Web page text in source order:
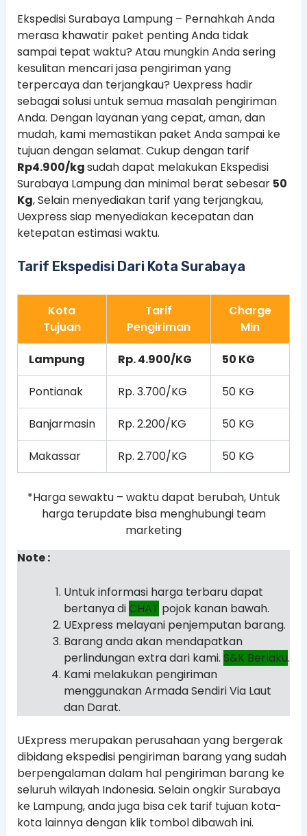
Ekspedisi Surabaya Lampung – Pernahkah Anda
merasa khawatir paket penting Anda tidak
sampai tepat waktu? Atau mungkin Anda sering
kesulitan mencari jasa pengiriman yang
terpercaya dan terjangkau? Uexpress hadir
sebagai solusi untuk semua masalah pengiriman
Anda. Dengan layanan yang cepat, aman, dan
mudah, kami memastikan paket Anda sampai ke
tujuan dengan selamat. Cukup dengan tarif
Rp4.900/kgsudah dapat melakukan Ekspedisi
Surabaya Lampung dan minimal berat sebesar 50
Kg, Selain menyediakan tarif yang terjangkau,
Uexpress siap menyediakan kecepatan dan
ketepatan estimasi waktu.
Tarif Ekspedisi Dari Kota Surabaya
Kota
Tujuan
Tarif
Pengiriman
Charge
Min
Lampung Rp. 4.900/KG 50 KG
Pontianak Rp. 3.700/KG 50 KG
Banjarmasin Rp. 2.200/KG 50 KG
Makassar Rp. 2.700/KG 50 KG
*Harga sewaktu – waktu dapat berubah, Untuk
harga terupdate bisa menghubungi team
marketing
Note :
Untuk informasi harga terbaru dapat
bertanya diCHAT pojok kanan bawah.
UExpress melayani penjemputan barang.
Barang anda akan mendapatkan
perlindungan extra dari kami. S&K Berlaku.
Kami melakukan pengiriman
menggunakan Armada Sendiri Via Laut
dan Darat.
UExpress merupakan perusahaan yang bergerak
dibidang ekspedisi pengiriman barang yang sudah
berpengalaman dalam hal pengiriman barang ke
seluruh wilayah Indonesia. Selain ongkir Surabaya
ke Lampung, anda juga bisa cek tarif tujuan kota-
kota lainnya dengan klik tombol dibawah ini.